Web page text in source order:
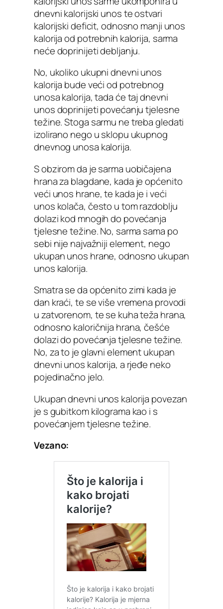
dnevni kalorijski unos te ostvari
kalorijski deficit, odnosno manji unos
kalorija od potrebnih kalorija, sarma
neće doprinijeti debljanju.
No, ukoliko ukupni dnevni unos
kalorija bude veći od potrebnog
unosa kalorija, tada će taj dnevni
unos doprinijeti povećanju tjelesne
težine. Stoga sarmu ne treba gledati
izolirano nego u sklopu ukupnog
dnevnog unosa kalorija.
S obzirom da je sarma uobičajena
hrana za blagdane, kada je općenito
veći unos hrane, te kada je i veći
unos kolača, često u tom razdoblju
dolazi kod mnogih do povećanja
tjelesne težine. No, sarma sama po
sebi nije najvažniji element, nego
ukupan unos hrane, odnosno ukupan
unos kalorija.
Smatra se da općenito zimi kada je
dan kraći, te se više vremena provodi
u zatvorenom, te se kuha teža hrana,
odnosno kaloričnija hrana, češće
dolazi do povećanja tjelesne težine.
No, za to je glavni element ukupan
dnevni unos kalorija, a rjeđe neko
pojedinačno jelo.
Ukupan dnevni unos kalorija povezan
je s gubitkom kilograma kao i s
povećanjem tjelesne težine.
Vezano: